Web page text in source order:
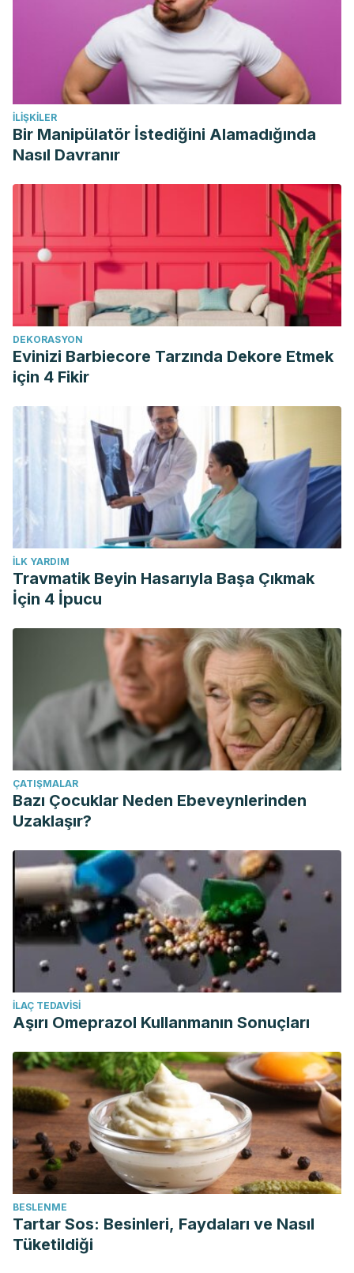
08-097086-8.14115-7
Asserin, J., Lati, E., Shioya, T., & Prawitt, J. (2015). The
effect of oral collagen peptide supplementation on skin
moisture and the dermal collagen network: Eevidence from
an ex vivo model and randomized, placebo-controlled
clinical trials. Journal of Cosmetic Dermatology.
https://doi.org/10.1111/jocd.12174
(2017). Effects of a skin-massaging device on the exvivo
expression of human dermis proteins and in-vivo facial
wrinkles. PLoS ONE.
https://doi.org/10.1371/journal.pone.0172624
Murzaku, E. C., Bronsnick, T., & Rao, B. K. (2014). Diet in
dermatology. Journal of the American Academy of
Dermatology. https://doi.org/10.1016/j.jaad.2014.06.016
Malachi Oluwaseyi Israel, Effects of Topical and Dietary
Use of Shea Butter on Animals, American Journal of Life
10.11648/j.ajls.20140205.18
Popkin, B. M., D’Anci, K. E., & Rosenberg, I. H. (2010). Water,
hydration, and health. Nutrition reviews, 68(8), 439–458.
https://doi.org/10.1111/j.1753-4887.2010.00304.x
İLIŞKILER
Bir Manipülatör İstediğini Alamadığında
Nasıl Davranır
DEKORASYON
Evinizi Barbiecore Tarzında Dekore Etmek
için 4 Fikir
İLK YARDIM
Travmatik Beyin Hasarıyla Başa Çıkmak
İçin 4 İpucu
ÇATIŞMALAR
Bazı Çocuklar Neden Ebeveynlerinden
Uzaklaşır?
İLAÇ TEDAVISI
Aşırı Omeprazol Kullanmanın Sonuçları
BESLENME
Tartar Sos: Besinleri, Faydaları ve Nasıl
Tüketildiği